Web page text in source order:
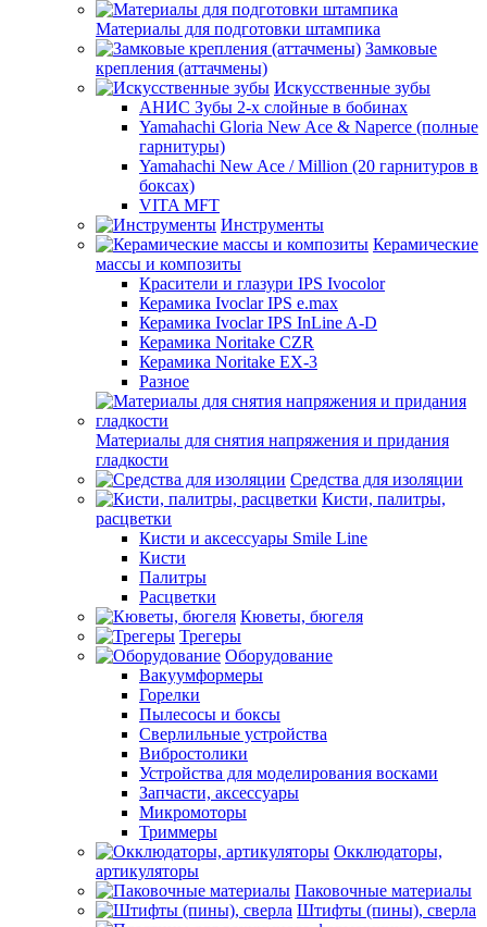
Материалы для подготовки штампика
Замковые
крепления (аттачмены)
Искусственные зубы
АНИС Зубы 2-х слойные в бобинах
Yamahachi Gloria New Ace & Naperce (полные
гарнитуры)
Yamahachi New Ace / Million (20 гарнитуров в
боксах)
VITA MFT
Инструменты
Керамические
массы и композиты
Красители и глазури IPS Ivocolor
Керамика Ivoclar IPS e.max
Керамика Ivoclar IPS InLine A-D
Керамика Noritake CZR
Керамика Noritake EX-3
Разное
Материалы для снятия напряжения и придания
гладкости
Средства для изоляции
Кисти, палитры,
расцветки
Кисти и аксессуары Smile Line
Кисти
Палитры
Расцветки
Кюветы, бюгеля
Трегеры
Оборудование
Вакуумформеры
Горелки
Пылесосы и боксы
Сверлильные устройства
Вибростолики
Устройства для моделирования восками
Запчасти, аксессуары
Микромоторы
Триммеры
Окклюдаторы,
артикуляторы
Паковочные материалы
Штифты (пины), сверла